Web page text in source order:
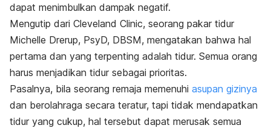
dapat menimbulkan dampak negatif.
Mengutip dari Cleveland Clinic, seorang pakar tidur
Michelle Drerup, PsyD, DBSM, mengatakan bahwa hal
pertama dan yang terpenting adalah tidur. Semua orang
harus menjadikan tidur sebagai prioritas.
Pasalnya, bila seorang remaja memenuhi asupan gizinya
dan berolahraga secara teratur, tapi tidak mendapatkan
tidur yang cukup, hal tersebut dapat merusak semua